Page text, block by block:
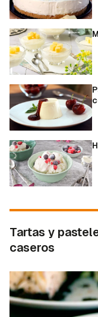
Tartas y
caseros